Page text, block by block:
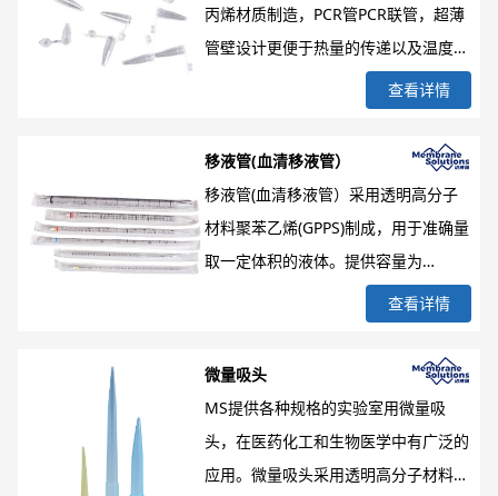
拆装组合，不可拆装96孔，平底，兼容
丙烯材质制造，PCR管PCR联管，超薄
管壁设计更便于热量的传递以及温度的
精准控制。突盖和平盖两种管盖设计，
满足不同实验需求。标准管型设计可以
更好的匹配主流PCR仪进行实验。γ射
查看详情
移液管(血清移液管）
移液管(血清移液管）采用透明高分子
材料聚苯乙烯(GPPS)制成，用于准确量
取一定体积的液体。提供容量为
1ml/2ml/5ml/10ml/25ml/50ml，彩
色环分类：黄(1ml)/绿(2ml)/蓝(5ml)/
橙(10ml)/红(25ml)/黑(50ml)；γ灭菌单
查看详情
微量吸头
MS提供各种规格的实验室用微量吸
头，在医药化工和生物医学中有广泛的
应用。微量吸头采用透明高分子材料聚